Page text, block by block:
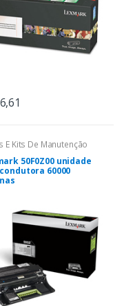
E Kits De Manutenção
50F0Z00 unidade
60000